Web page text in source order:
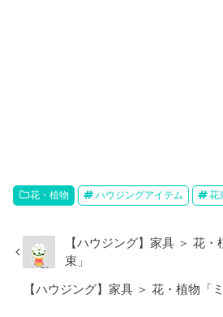
花・植物 ハウジングアイテム 花
【ハウジング】家具 ＞ 花
束」
【ハウジング】家具 ＞ 花・植物「